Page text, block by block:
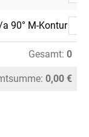
90° M-Kontur
Gesamt: 0
0,00 €